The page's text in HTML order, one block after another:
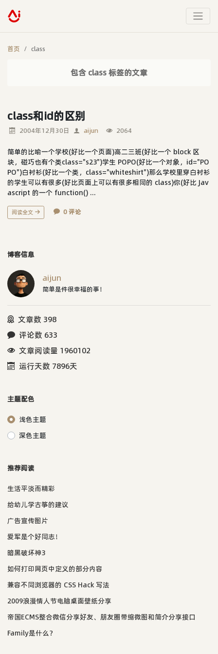
首页 class
包含 class 标签的文章
class和id的区别
2004年12月30日 aijun 2064
简单的比喻一个学校(好比一个页面)高二三班(好比一个 block 区
块，碰巧也有个类class="s23")学生 POPO(好比一个对象，id="PO
PO")白衬衫(好比一个类，class="whiteshirt")那么学校里穿白衬衫
的学生可以有很多(好比页面上可以有很多相同的 class)你(好比 Jav
ascript 的一个 function() ...
阅读全文 0 评论
博客信息
aijun
简单是件很幸福的事！
文章数 398
评论数 633
文章阅读量 1960102
运行天数 7896天
主题配色
浅色主题
深色主题
推荐阅读
生活平淡而精彩
给幼儿学古筝的建议
广告宣传图片
爱军是个好同志！
暗黑破坏神3
如何打印网页中定义的部分内容
兼容不同浏览器的 CSS Hack 写法
2009浪漫情人节电脑桌面壁纸分享
帝国ECMS整合微信分享好友、朋友圈带缩微图和简介分享接口
Family是什么？